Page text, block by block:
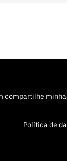
compartilhe
Política de